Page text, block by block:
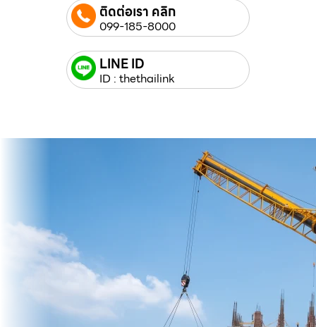
ติดต่อเรา คลิก
099-185-8000
LINE ID
ID : thethailink